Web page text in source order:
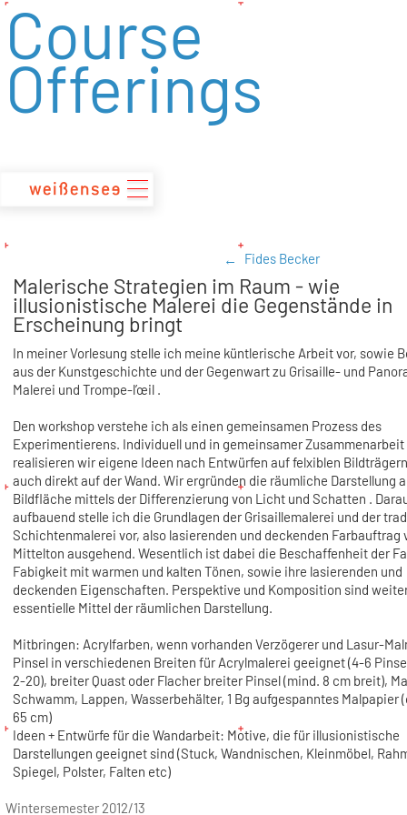
zum
Inhalt
Course
Offerings
Fides Becker
Malerische Strategien im Raum - wie
illusionistische Malerei die Gegenstände in
Erscheinung bringt
In meiner Vorlesung stelle ich meine küntlerische Arbeit vor, sowie
aus der Kunstgeschichte und der Gegenwart zu Grisaille- und
Malerei und Trompe-l’œil .
Den workshop verstehe ich als einen gemeinsamen Prozess des
Experimentierens. Individuell und in gemeinsamer Zusammenarbeit
realisieren wir eigene Ideen nach Entwürfen auf felxiblen
auch direkt auf der Wand. Wir ergründen die räumliche Darstellung
Bildfläche mittels der Differenzierung von Licht und Schatten .
aufbauend stelle ich die Grundlagen der Grisaillemalerei und der
Schichtenmalerei vor, also lasierenden und deckenden Farbauftrag
Mittelton ausgehend. Wesentlich ist dabei die Beschaffenheit der
Fabigkeit mit warmen und kalten Tönen, sowie ihre lasierenden und
deckenden Eigenschaften. Perspektive und Komposition sind
essentielle Mittel der räumlichen Darstellung.
Mitbringen: Acrylfarben, wenn vorhanden Verzögerer und Lasur-
Pinsel in verschiedenen Breiten für Acrylmalerei geeignet (4-6
2-20), breiter Quast oder Flacher breiter Pinsel (mind. 8 cm breit),
Schwamm, Lappen, Wasserbehälter, 1 Bg aufgespanntes Malpapier
65 cm)
Ideen + Entwürfe für die Wandarbeit: Motive, die für illusionistische
Darstellungen geeignet sind (Stuck, Wandnischen, Kleinmöbel,
Spiegel, Polster, Falten etc)
Wintersemester 2012/13